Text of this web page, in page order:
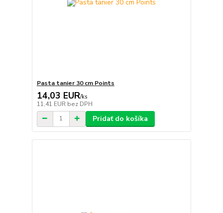
Pasta tanier 30 cm Points
14,03 EUR/ks
11,41 EUR bez DPH
Pridať do košíka